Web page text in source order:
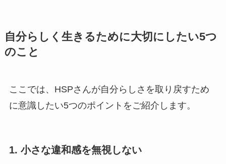
自分らしく生きるために大切にしたい5つ
のこと
ここでは、HSPさんが自分らしさを取り戻すため
に意識したい5つのポイントをご紹介します。
1. 小さな違和感を無視しない